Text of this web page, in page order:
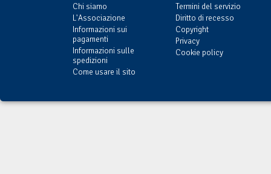
Chi siamo
L'Associazione
Informazioni sui
pagamenti
Informazioni sulle
spedizioni
Come usare il sito
Termini del servizio
Diritto di recesso
Copyright
Privacy
Cookie policy